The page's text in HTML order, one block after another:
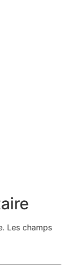
Les champs